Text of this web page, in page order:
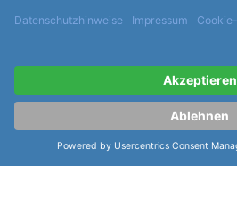
eine Referenz des
ist eine stilvolle und
eine einzigartige Kombination
und traditioneller
perfektes Accessoire für jeden